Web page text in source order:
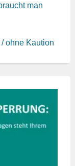
man
ohne Kaution